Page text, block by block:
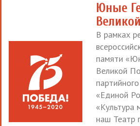
Юные
В рамках
памяти
Великой
«Единой
«Культура
наш Театр